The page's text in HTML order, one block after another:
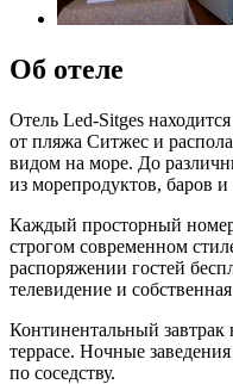
Об отеле
Отель Led-Sitges
от пляжа Ситжес и
видом на море. До
из морепродуктов, баров
Каждый просторный
строгом современном
распоряжении гостей
телевидение и
Континентальный завтрак
террасе. Ночные
по соседству.